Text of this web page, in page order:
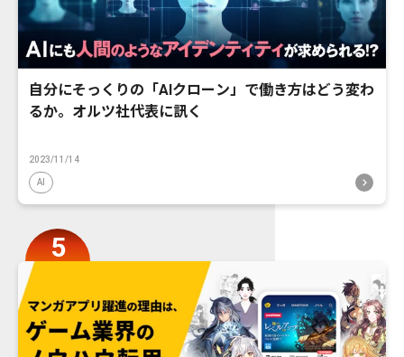
自分にそっくりの「AIクローン」で働き方はどう変わ
るか。オルツ社代表に訊く
2023/11/14
AI